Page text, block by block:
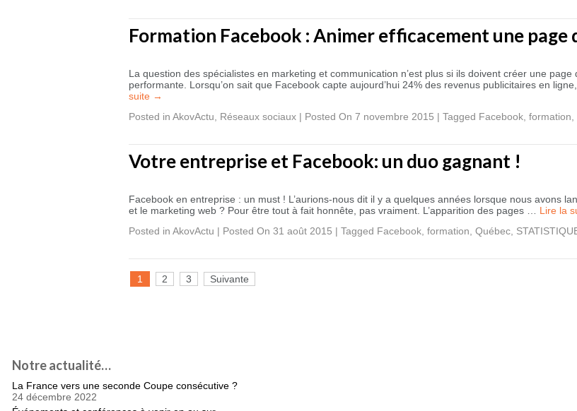
Formation Facebook : Animer efficacement une page
La question des spécialistes en marketing et communication n’est plus si ils doivent créer une
performante. Lorsqu’on sait que Facebook capte aujourd’hui 24% des revenus publicitaires en
suite →
Posted in AkovActu Réseaux sociaux | Posted On 7 novembre 2015 | Tagged Facebook formation
Votre entreprise et Facebook: un duo gagnant !
Facebook en entreprise : un must ! L’aurions-nous dit il y a quelques années lorsque nous avons
et le marketing web ? Pour être tout à fait honnête, pas vraiment. L’apparition des pages … Lire la
Posted in AkovActu | Posted On 31 août 2015 | Tagged Facebook formation Québec
1 2 3 Suivante
Notre actualité…
La France vers une seconde Coupe consécutive ?
24 décembre 2022